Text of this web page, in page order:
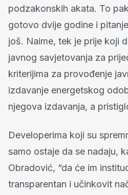
podzakonskih akata. To
gotovo dvije godine i
još. Naime, tek je prije koji
javnog savjetovanja za
kriterijima za provođenje
izdavanje energetskog
njegova izdavanja, a
Developerima koji su
samo ostaje da se nadaju,
Obradović, “da će im
transparentan i učinkovit